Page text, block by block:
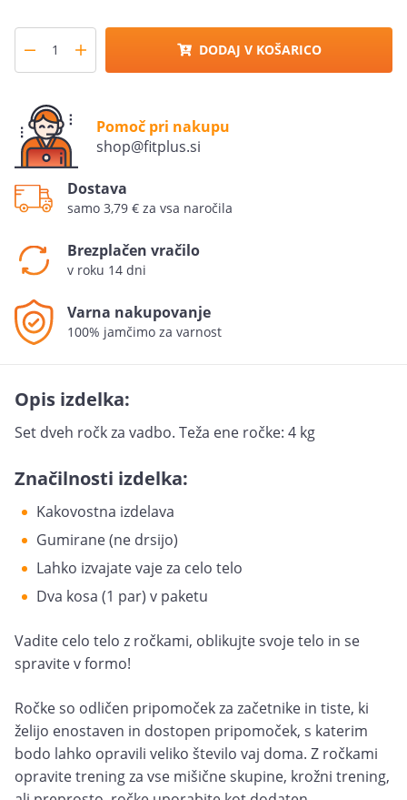
DODAJ V KOŠARICO
Pomoč pri nakupu
shop@fitplus.si
Dostava
samo 3,79 € za vsa naročila
Brezplačen vračilo
v roku 14 dni
Varna nakupovanje
100% jamčimo za varnost
Opis izdelka:
Set dveh ročk za vadbo. Teža ene ročke: 4 kg
Značilnosti izdelka:
Kakovostna izdelava
Gumirane (ne drsijo)
Lahko izvajate vaje za celo telo
Dva kosa (1 par) v paketu
Vadite celo telo z ročkami, oblikujte svoje telo in se
spravite v formo!
Ročke so odličen pripomoček za začetnike in tiste, ki
želijo enostaven in dostopen pripomoček, s katerim
bodo lahko opravili veliko število vaj doma. Z ročkami
opravite trening za vse mišične skupine, krožni trening,